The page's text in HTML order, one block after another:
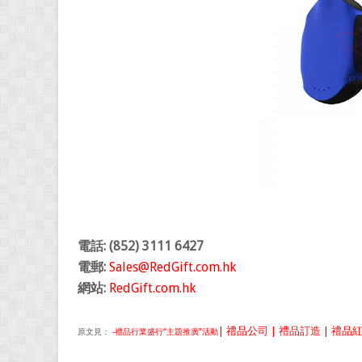
電話: (852) 3111 6427
電郵: Sales@RedGift.com.hk
網站: RedGift.com.hk
原文見： -禮品行業盛行“主題推廣”活動 | 禮品公司 | 禮品訂造 | 禮品